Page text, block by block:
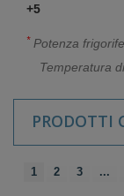
+5
* Potenza
Temperatura
PRODOTTI
1 2 3 ...